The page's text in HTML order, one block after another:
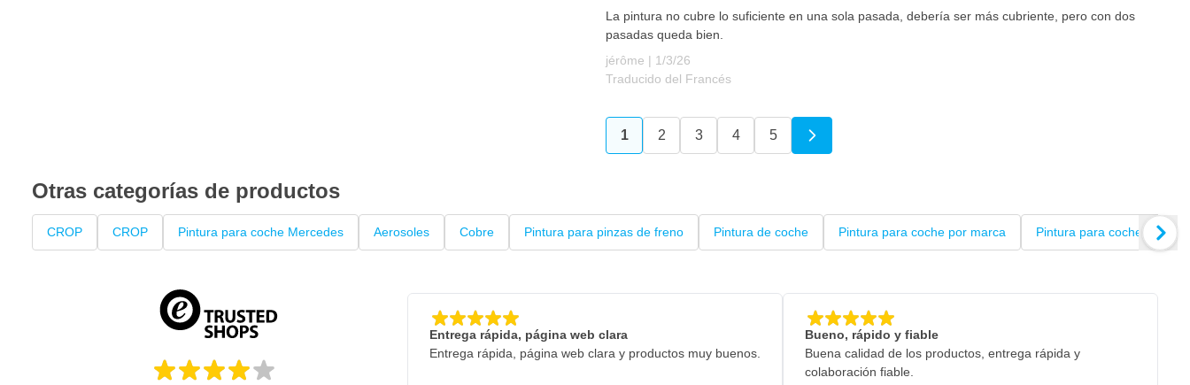
La pintura no cubre lo suficiente en una sola pasada, debería ser más cubriente, pero con dos
pasadas queda bien.
jérôme | 1 de marzo de 2026
1/3/26
Traducido del Francés
Actualmente estás leyendo página
1 Página
2 Página
3 Página
4 Página
5
Otras categorías de productos
CROP CROP Pintura para coche Mercedes Aerosoles Cobre Pintura para pinzas de freno Pintura de coche Pintura para coche por marca Pintura para coches en
Entrega rápida, página web clara
Entrega rápida, página web clara y productos muy buenos.
Bueno, rápido y fiable
Buena calidad de los productos, entrega rápida y
colaboración fiable.